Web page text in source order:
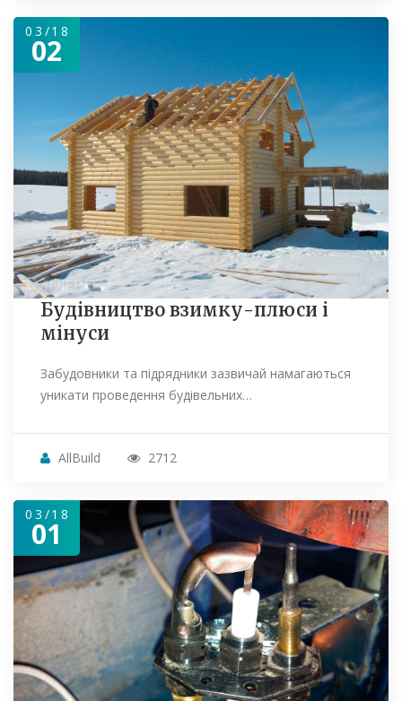
03/18
02
Будівництво взимку-плюси і
мінуси
Забудовники та підрядники зазвичай намагаються
уникати проведення будівельних…
AllBuild 2712
03/18
01